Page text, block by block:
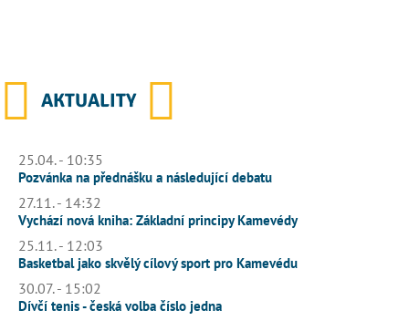
AKTUALITY
25.04. - 10:35
Pozvánka na přednášku a následující debatu
27.11. - 14:32
Vychází nová kniha: Základní principy Kamevédy
25.11. - 12:03
Basketbal jako skvělý cílový sport pro Kamevédu
30.07. - 15:02
Dívčí tenis - česká volba číslo jedna